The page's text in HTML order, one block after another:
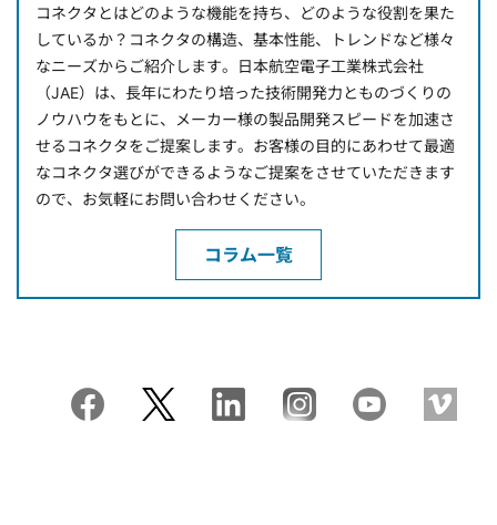
コネクタとはどのような機能を持ち、どのような役割を果た
しているか？コネクタの構造、基本性能、トレンドなど様々
なニーズからご紹介します。日本航空電子工業株式会社
（JAE）は、長年にわたり培った技術開発力とものづくりの
ノウハウをもとに、メーカー様の製品開発スピードを加速さ
せるコネクタをご提案します。お客様の目的にあわせて最適
なコネクタ選びができるようなご提案をさせていただきます
ので、お気軽にお問い合わせください。
コラム一覧